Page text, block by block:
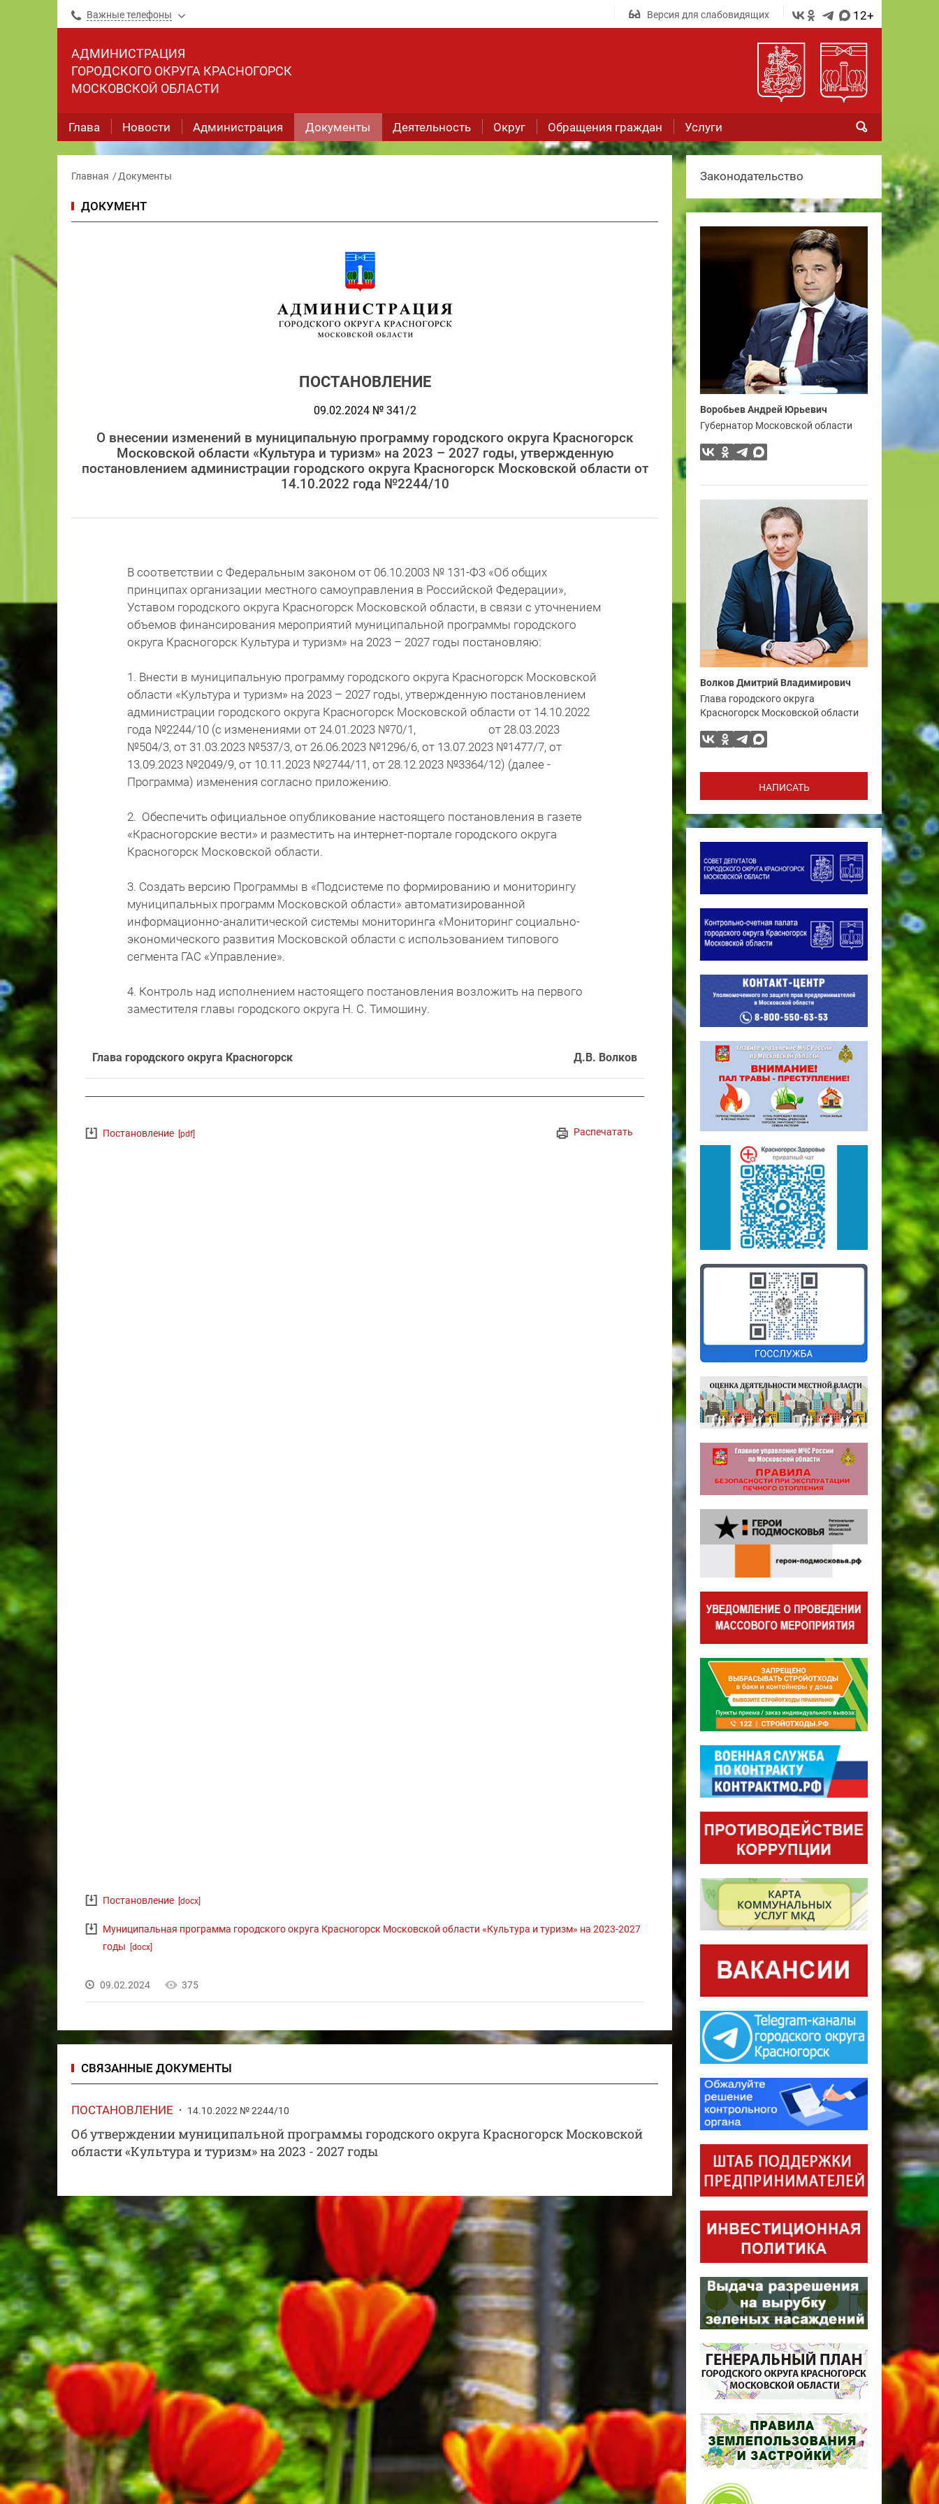
Важные телефоны Версия для слабовидящих 12+
АДМИНИСТРАЦИЯ
ГОРОДСКОГО ОКРУГА КРАСНОГОРСК
МОСКОВСКОЙ ОБЛАСТИ
Глава Новости Администрация Документы Деятельность Округ Обращения граждан Услуги
Главная Документы
ДОКУМЕНТ
ПОСТАНОВЛЕНИЕ
09.02.2024 № 341/2
О внесении изменений в муниципальную программу городского округа Красногорск
Московской области «Культура и туризм» на 2023 – 2027 годы, утвержденную
постановлением администрации городского округа Красногорск Московской области от
14.10.2022 года №2244/10
В соответствии с Федеральным законом от 06.10.2003 № 131-ФЗ «Об общих
принципах организации местного самоуправления в Российской Федерации»,
Уставом городского округа Красногорск Московской области, в связи с уточнением
объемов финансирования мероприятий муниципальной программы городского
округа Красногорск Культура и туризм» на 2023 – 2027 годы постановляю:
1. Внести в муниципальную программу городского округа Красногорск Московской
области «Культура и туризм» на 2023 – 2027 годы, утвержденную постановлением
администрации городского округа Красногорск Московской области от 14.10.2022
года №2244/10 (с изменениями от 24.01.2023 №70/1, от 28.03.2023
№504/3, от 31.03.2023 №537/3, от 26.06.2023 №1296/6, от 13.07.2023 №1477/7, от
13.09.2023 №2049/9, от 10.11.2023 №2744/11, от 28.12.2023 №3364/12) (далее -
Программа) изменения согласно приложению.
2. Обеспечить официальное опубликование настоящего постановления в газете
«Красногорские вести» и разместить на интернет-портале городского округа
Красногорск Московской области.
3. Создать версию Программы в «Подсистеме по формированию и мониторингу
муниципальных программ Московской области» автоматизированной
информационно-аналитической системы мониторинга «Мониторинг социально-
экономического развития Московской области с использованием типового
сегмента ГАС «Управление».
4. Контроль над исполнением настоящего постановления возложить на первого
заместителя главы городского округа Н. С. Тимошину.
Глава городского округа Красногорск Д.В. Волков
Распечатать
Постановление [pdf]
Постановление [docx]
Муниципальная программа городского округа Красногорск Московской области «Культура и туризм» на 2023-2027
годы
[docx]
09.02.2024 375
СВЯЗАННЫЕ ДОКУМЕНТЫ
ПОСТАНОВЛЕНИЕ 14.10.2022 № 2244/10
Об утверждении муниципальной программы городского округа Красногорск Московской
области «Культура и туризм» на 2023 - 2027 годы
Законодательство
Воробьев Андрей Юрьевич
Губернатор Московской области
Волков Дмитрий Владимирович
Глава городского округа
Красногорск Московской области
НАПИСАТЬ